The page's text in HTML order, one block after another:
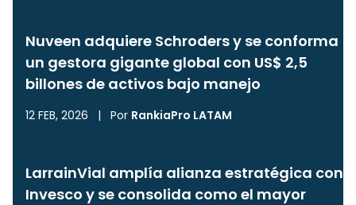
Nuveen adquiere Schroders y se conforma
un gestora gigante global con US$ 2,5
billones de activos bajo manejo
12 FEB, 2026 | Por RankiaPro LATAM
LarrainVial amplía alianza estratégica con
Invesco y se consolida como el mayor